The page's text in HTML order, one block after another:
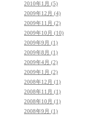
2010年1月 (5)
2009年12月 (4)
2009年11月 (2)
2009年10月 (10)
2009年9月 (1)
2009年8月 (1)
2009年4月 (2)
2009年1月 (2)
2008年12月 (1)
2008年11月 (1)
2008年10月 (1)
2008年9月 (1)